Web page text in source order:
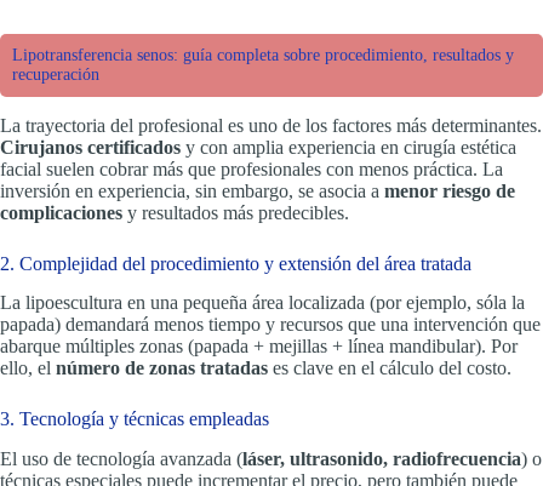
Lipotransferencia senos: guía completa sobre procedimiento, resultados y
recuperación
La trayectoria del profesional es uno de los factores más determinantes.
Cirujanos certificados y con amplia experiencia en cirugía estética
facial suelen cobrar más que profesionales con menos práctica. La
inversión en experiencia, sin embargo, se asocia a menor riesgo de
complicaciones y resultados más predecibles.
2. Complejidad del procedimiento y extensión del área tratada
La lipoescultura en una pequeña área localizada (por ejemplo, sóla la
papada) demandará menos tiempo y recursos que una intervención que
abarque múltiples zonas (papada + mejillas + línea mandibular). Por
ello, el número de zonas tratadas es clave en el cálculo del costo.
3. Tecnología y técnicas empleadas
El uso de tecnología avanzada (láser, ultrasonido, radiofrecuencia) o
técnicas especiales puede incrementar el precio, pero también puede